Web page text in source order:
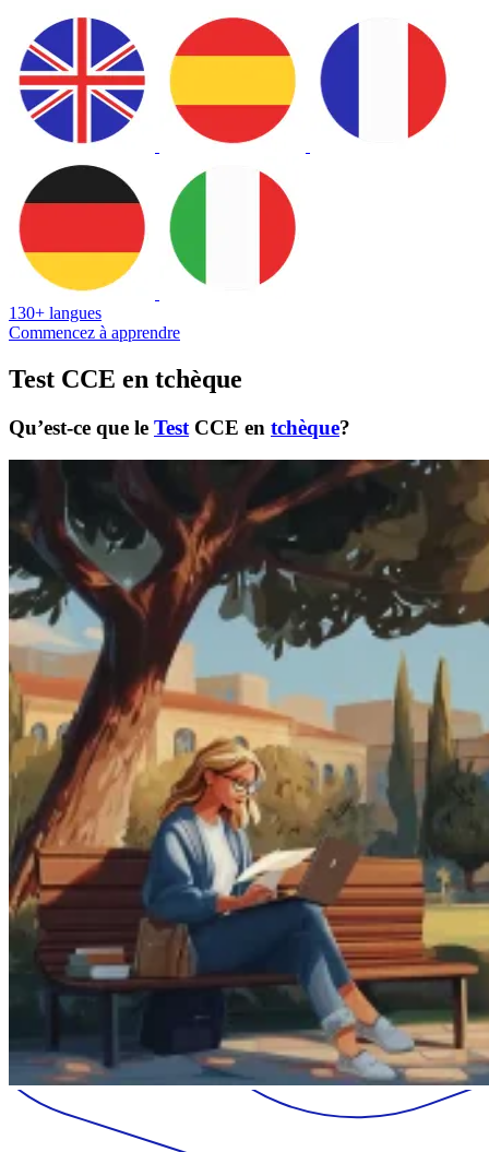
130+ langues
Commencez à apprendre
Test CCE en tchèque
Qu’est-ce que le Test CCE en tchèque?